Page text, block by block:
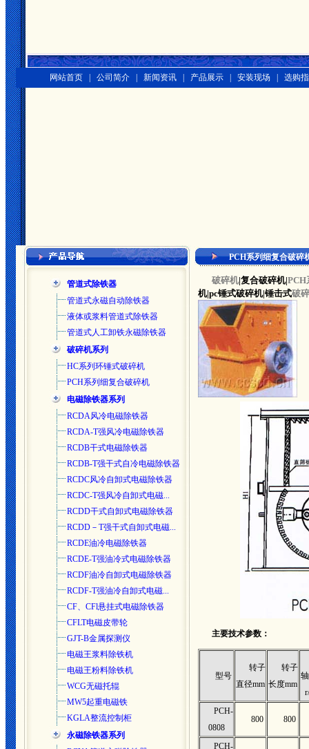
网站首页 | 公司简介 | 新闻资讯 | 产品展示 | 安装现场 | 选购
管道式除铁器
管道式永磁自动除铁器
液体或浆料管道式除铁器
管道式人工卸铁永磁除铁器
破碎机系列
HC系列环锤式破碎机
PCH系列细复合破碎机
电磁除铁器系列
RCDA风冷电磁除铁器
RCDA-T强风冷电磁除铁器
RCDB干式电磁除铁器
RCDB-T强干式自冷电磁除铁器
RCDC风冷自卸式电磁除铁器
RCDC-T强风冷自卸式电磁...
RCDD干式自卸式电磁除铁器
RCDD－T强干式自卸式电磁...
RCDE油冷电磁除铁器
RCDE-T强油冷式电磁除铁器
RCDF油冷自卸式电磁除铁器
RCDF-T强油冷自卸式电磁...
CF、CFl悬挂式电磁除铁器
CFLT电磁皮带轮
GJT-B金属探测仪
电磁王浆料除铁机
电磁王粉料除铁机
WCG无磁托辊
MW5起重电磁铁
KGLA整流控制柜
永磁除铁器系列
PCH系列细复合破碎
破碎机|复合破碎机|PCH
机|pc锤式破碎机|锤击式破
主要技术参数：
型号
转子
直径mm
转子
长度mm
PCH-
0808
800 800
PCH-